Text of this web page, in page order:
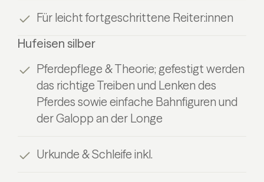
Für leicht fortgeschrittene Reiter:innen
Hufeisen silber
Pferdepflege & Theorie; gefestigt werden
das richtige Treiben und Lenken des
Pferdes sowie einfache Bahnfiguren und
der Galopp an der Longe
Urkunde & Schleife inkl.